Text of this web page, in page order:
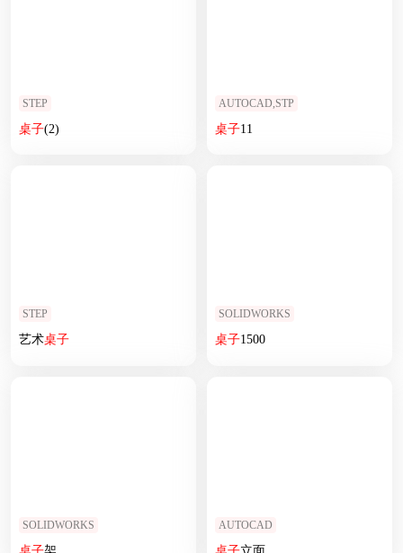
STEP
桌子(2)
AUTOCAD,STP
桌子11
STEP
艺术桌子
SOLIDWORKS
桌子1500
SOLIDWORKS AUTOCAD